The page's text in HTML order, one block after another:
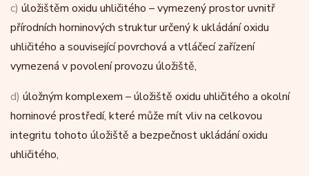
c) úložištěm oxidu uhličitého – vymezený prostor uvnitř
přírodních horninových struktur určený k ukládání oxidu
uhličitého a související povrchová a vtláčecí zařízení
vymezená v povolení provozu úložiště,
d) úložným komplexem – úložiště oxidu uhličitého a okolní
horninové prostředí, které může mít vliv na celkovou
integritu tohoto úložiště a bezpečnost ukládání oxidu
uhličitého,